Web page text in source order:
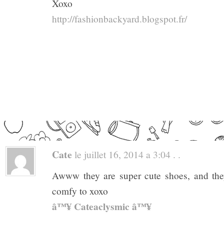
Xoxo
http://fashionbackyard.blogspot.fr/
Cate le juillet 16, 2014 a 3:04 . .
Awww they are super cute shoes, and
comfy to xoxo
â™¥ Cateaclysmic â™¥